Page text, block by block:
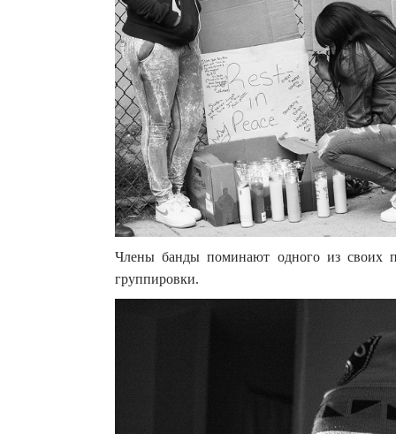
Члены банды поминают одного из своих
группировки.